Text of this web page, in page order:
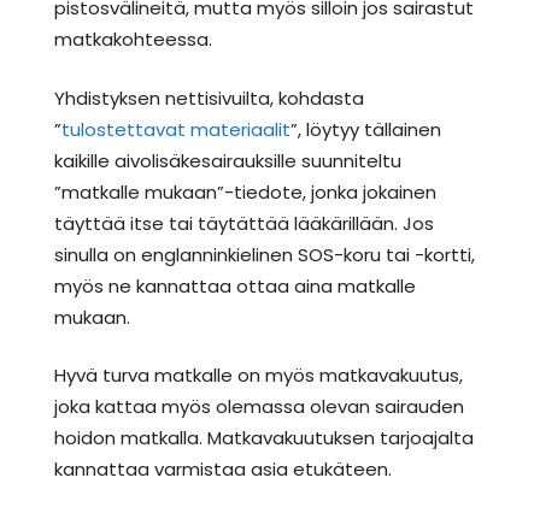
pistosvälineitä, mutta myös silloin jos sairastut
matkakohteessa.
Yhdistyksen nettisivuilta, kohdasta
”tulostettavat materiaalit”, löytyy tällainen
kaikille aivolisäkesairauksille suunniteltu
”matkalle mukaan”-tiedote, jonka jokainen
täyttää itse tai täytättää lääkärillään. Jos
sinulla on englanninkielinen SOS-koru tai -kortti,
myös ne kannattaa ottaa aina matkalle
mukaan.
Hyvä turva matkalle on myös matkavakuutus,
joka kattaa myös olemassa olevan sairauden
hoidon matkalla. Matkavakuutuksen tarjoajalta
kannattaa varmistaa asia etukäteen.